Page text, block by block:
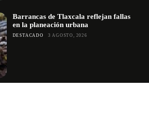
Barrancas de Tlaxcala reflejan fallas
en la planeación urbana
DESTACADO 3 AGOSTO, 2026